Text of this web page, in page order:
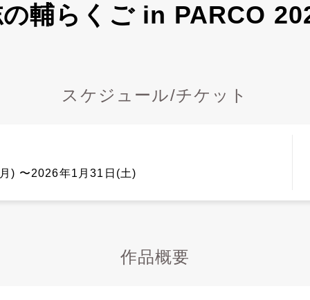
輔らくご in PARCO
スケジュール/チケット
) 〜2026年1月31日(土)
作品概要